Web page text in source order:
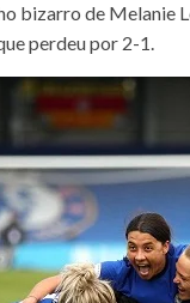
bizarro de Melanie
perdeu por 2-1.